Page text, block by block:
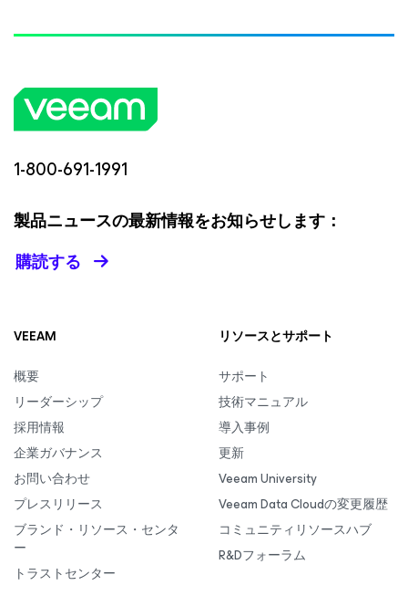
1-800-691-1991
製品ニュースの最新情報をお知らせします：
購読する
VEEAM
概要
リーダーシップ
採用情報
企業ガバナンス
お問い合わせ
プレスリリース
ブランド・リソース・センタ
ー
トラストセンター
リソースとサポート
サポート
技術マニュアル
導入事例
更新
Veeam University
Veeam Data Cloudの変更履歴
コミュニティリソースハブ
R&Dフォーラム